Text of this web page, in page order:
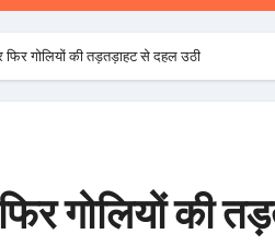
व्यवस्था के निर्माण के लिए सरकार
गोलियों की तड़तड़ाहट से दहल उठी
गोलियों की